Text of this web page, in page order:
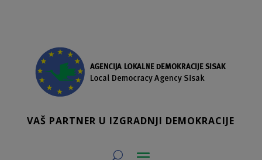
VAŠ PARTNER U IZGRADNJI DEMOKRACIJE